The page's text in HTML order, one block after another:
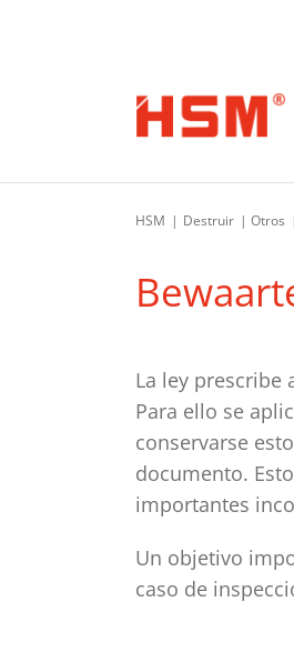
HSM Destruir Otros
La ley prescribe
Para ello se
conservarse
documento.
importantes
Un objetivo
caso de